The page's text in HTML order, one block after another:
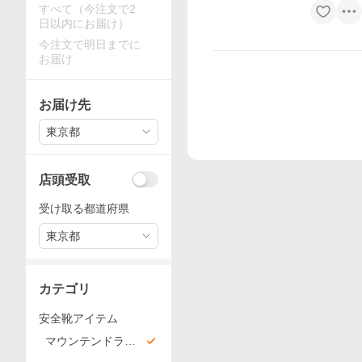
すべて（今注文で2
日以内にお届け）
今注文で明日までに
お届け
お届け先
東京都
店頭受取
受け取る都道府県
東京都
カテゴリ
安全靴アイテム
マウンテンドラゴ